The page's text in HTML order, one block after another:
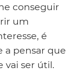
conseguir
um
é
a pensar que
vai ser útil.